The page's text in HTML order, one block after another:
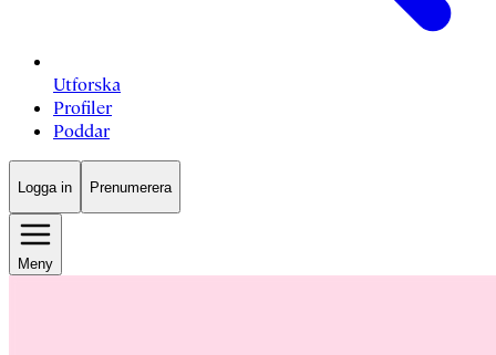
Utforska
Profiler
Poddar
Logga in Prenumerera
Meny